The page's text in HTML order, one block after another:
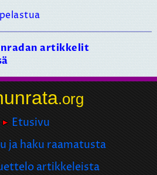
artikkelit
.org
Etusivu
ja haku raamatusta
artikkeleista